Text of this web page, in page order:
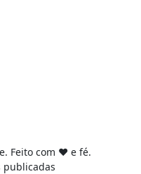
Feito com ❤️ e fé.
publicadas